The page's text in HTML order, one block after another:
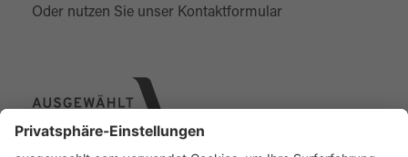
Oder nutzen Sie unser Kontaktformular